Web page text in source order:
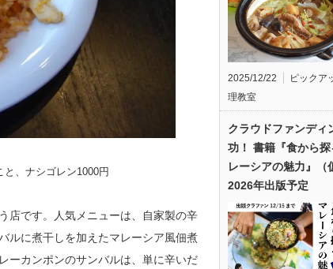
、ナシゴレン1000円
店です。人気メニューは、自家製の辛
ルに煮干しを加えたマレーシア風佃煮
ーカンポンのサンバルは、単に辛いだ
2025/12/22 ピックア
理教室
クラウドファンディ
功！ 書籍『食から探
レーシアの魅力』（
2026年出版予定